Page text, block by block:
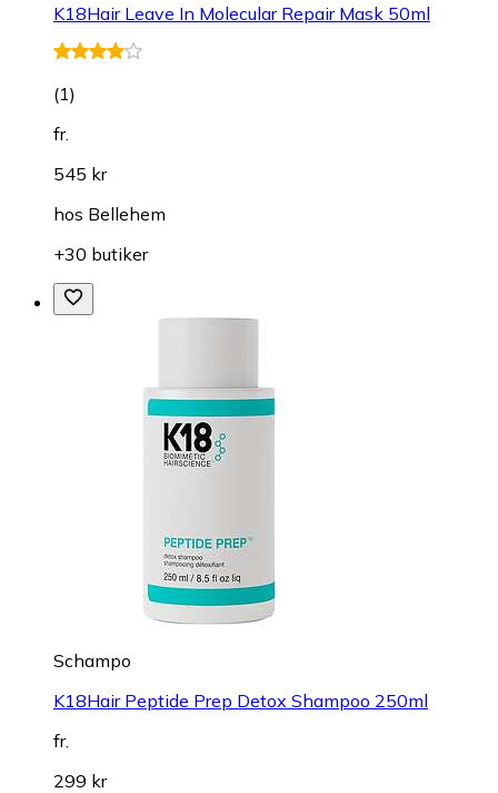
K18Hair Leave In Molecular Repair Mask 50ml
(1)
fr.
545 kr
hos Bellehem
+30 butiker
Schampo
K18Hair Peptide Prep Detox Shampoo 250ml
fr.
299 kr